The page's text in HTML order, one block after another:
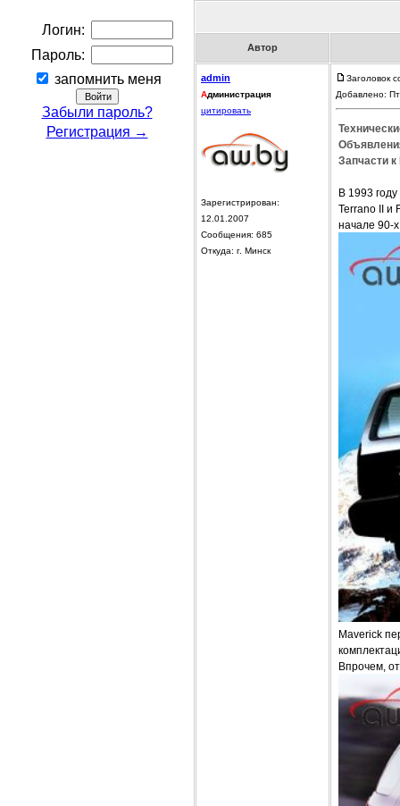
Логин:
Пароль:
запомнить меня
Забыли пароль?
Регистрация →
Автор
admin
Администрация
цитировать
Зарегистрирован:
12.01.2007
Сообщения: 685
Откуда: г. Минск
Заголовок
Добавлено:
Запчасти
В 1993
Terrano II и
начале 90-
Maverick
Впрочем,